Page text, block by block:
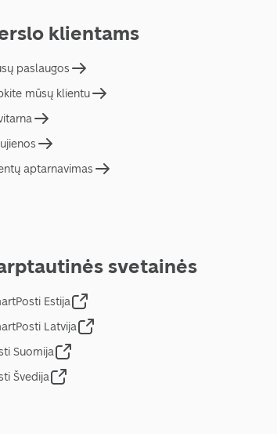
klientams
paslaugos
mūsų klientu
aptarnavimas
svetainės
Estija
Latvija
Suomija
Švedija